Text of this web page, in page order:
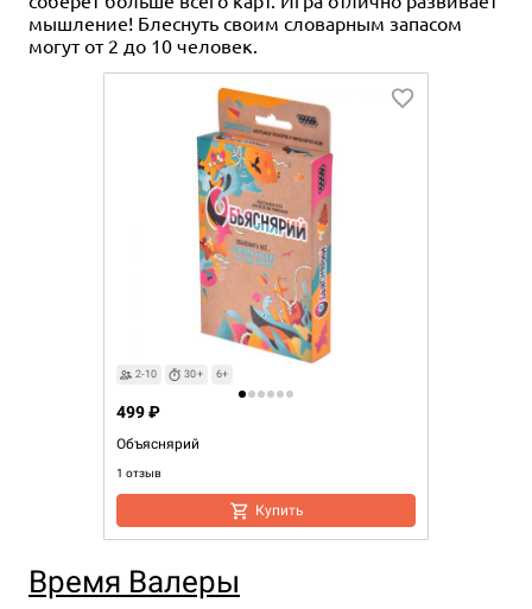
мышление! Блеснуть своим словарным запасом
могут от 2 до 10 человек.
2-10 30+ 6+
Объяснярий
1 отзыв
499 ₽
Купить
Время Валеры